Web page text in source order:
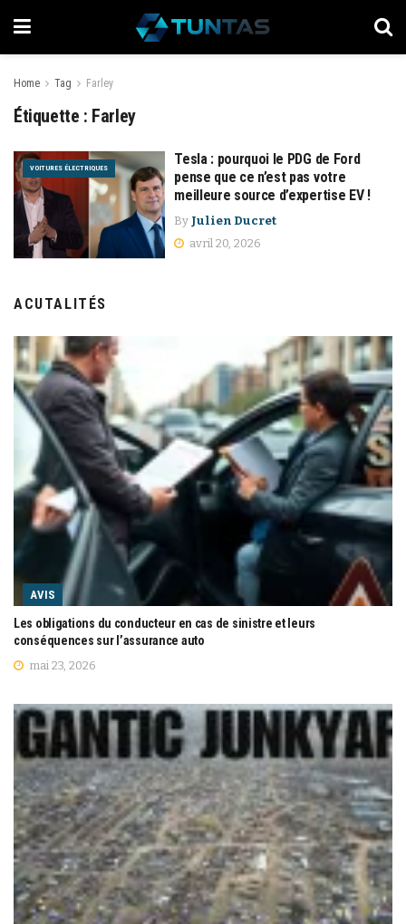
Home Tag Farley
Étiquette : Farley
VOITURES ÉLECTRIQUES
Tesla : pourquoi le PDG de Ford
pense que ce n’est pas votre
meilleure source d’expertise EV !
By Julien Ducret
avril 20, 2026
ACUTALITÉS
AVIS
Les obligations du conducteur en cas de sinistre et leurs
conséquences sur l’assurance auto
mai 23, 2026